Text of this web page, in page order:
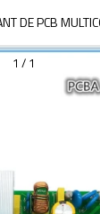
DE PCB
1 / 1